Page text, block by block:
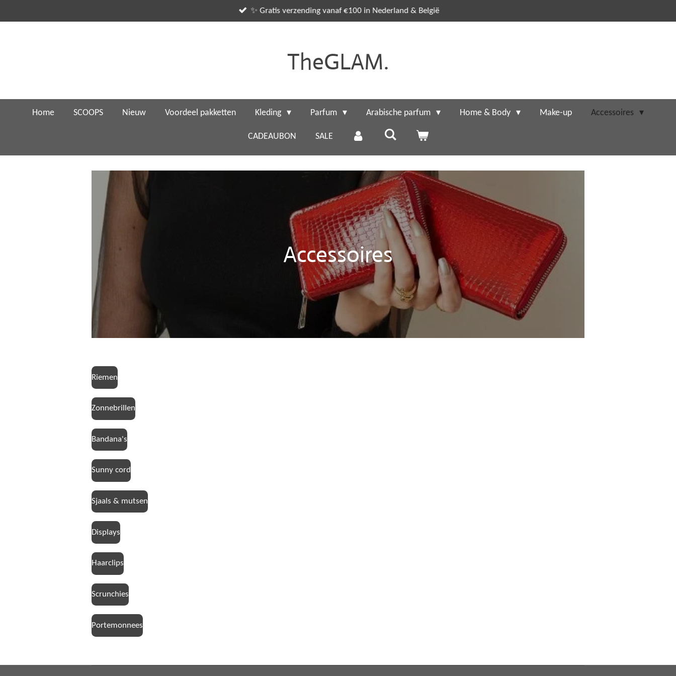
direct
✨ Gratis verzending vanaf €100 in Nederland & België
TheGLAM.
Home SCOOPS Nieuw Voordeel pakketten Kleding Parfum Arabische parfum Home & Body Make-up Accessoires
CADEAUBON SALE
Accessoires
Riemen
Zonnebrillen
Bandana's
Sunny cord
Sjaals & mutsen
Displays
Haarclips
Scrunchies
Portemonnees